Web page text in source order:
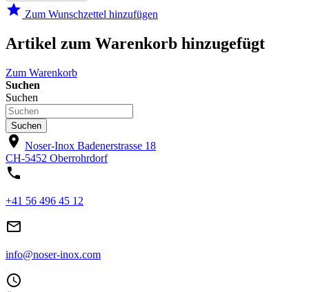
star Zum Wunschzettel hinzufügen
Artikel zum Warenkorb hinzugefügt
Zum Warenkorb
Suchen
Suchen
Suchen
location_on Noser-Inox Badenerstrasse 18
CH-5452 Oberrohrdorf
phone
+41 56 496 45 12
mail_outline
info@noser-inox.com
access_time